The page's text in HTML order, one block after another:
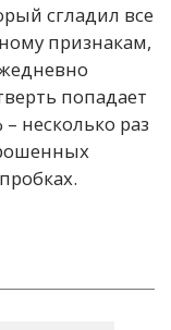
сгладил все
признакам,
попадает
несколько раз